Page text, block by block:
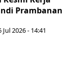
Prambanan
Jul 2026 - 14:41